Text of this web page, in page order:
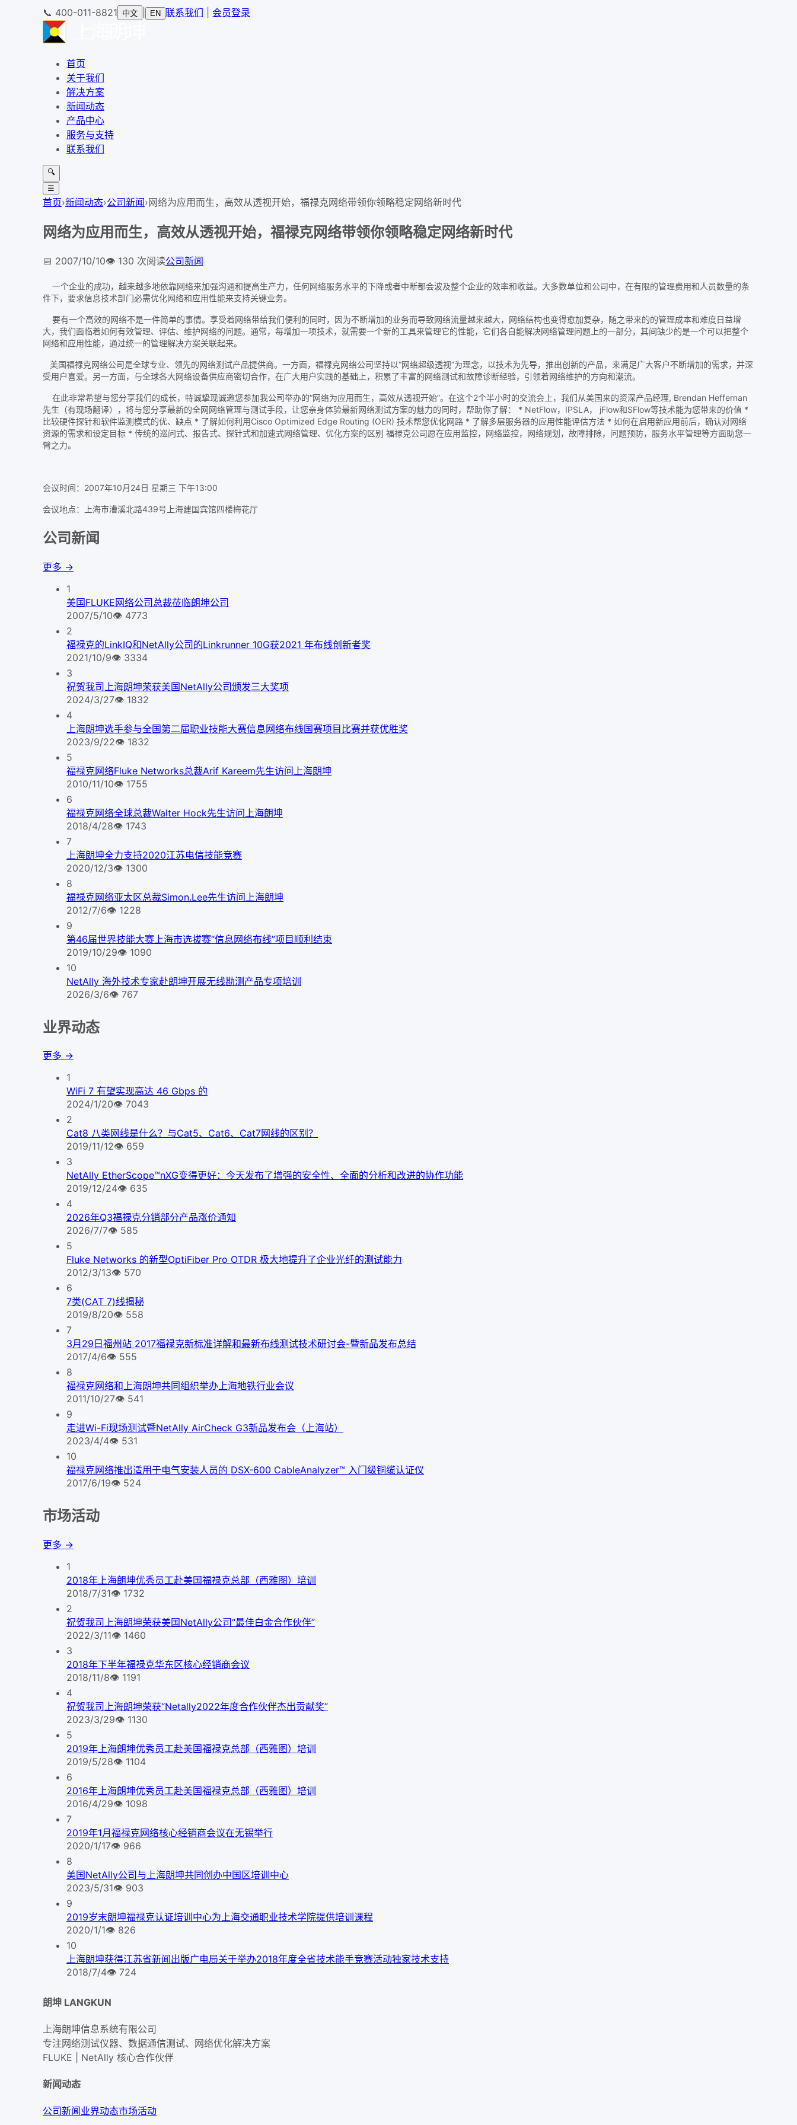
📞 400-011-8821 中文 EN 联系我们 会员登录
首页
关于我们
解决方案
新闻动态
产品中心
服务与支持
联系我们
🔍
☰
首页›新闻动态›公司新闻›网络为应用而生，高效从透视开始，福禄克网络带领你领略稳定网络新时代
网络为应用而生，高效从透视开始，福禄克网络带领你领略稳定网络新时代
📅 2007/10/10👁️ 130 次阅读公司新闻
一个企业的成功，越来越多地依靠网络来加强沟通和提高生产力，任何网络服务水平的下降或者中断都会波及整个企业的效率和收益。大多数单位和公司中，在有限的管理费用和人员数量的条
件下，要求信息技术部门必需优化网络和应用性能来支持关键业务。
要有一个高效的网络不是一件简单的事情。享受着网络带给我们便利的同时，因为不断增加的业务而导致网络流量越来越大，网络结构也变得愈加复杂，随之带来的的管理成本和难度日益增
大，我们面临着如何有效管理、评估、维护网络的问题。通常，每增加一项技术，就需要一个新的工具来管理它的性能，它们各自能解决网络管理问题上的一部分，其间缺少的是一个可以把整个
网络和应用性能，通过统一的管理解决方案关联起来。
美国福禄克网络公司是全球专业、领先的网络测试产品提供商。一方面，福禄克网络公司坚持以“网络超级透视”为理念，以技术为先导，推出创新的产品，来满足广大客户不断增加的需求，并深
受用户喜爱。另一方面，与全球各大网络设备供应商密切合作，在广大用户实践的基础上，积累了丰富的网络测试和故障诊断经验，引领着网络维护的方向和潮流。
在此非常希望与您分享我们的成长，特诚挚现诚邀您参加我公司举办的“网络为应用而生，高效从透视开始”。在这个2个半小时的交流会上，我们从美国来的资深产品经理, Brendan Heffernan
先生（有现场翻译），将与您分享最新的全网网络管理与测试手段，让您亲身体验最新网络测试方案的魅力的同时，帮助你了解： * NetFlow，IPSLA， jFlow和SFlow等技术能为您带来的价值 *
比较硬件探针和软件监测模式的优、缺点 * 了解如何利用Cisco Optimized Edge Routing (OER) 技术帮您优化网路 * 了解多层服务器的应用性能评估方法 * 如何在启用新应用前后，确认对网络
资源的需求和设定目标 * 传统的巡问式、报告式、探针式和加速式网络管理、优化方案的区别 福禄克公司愿在应用监控，网络监控，网络规划，故障排除，问题预防，服务水平管理等方面助您一
臂之力。
会议时间：2007年10月24日 星期三 下午13:00
会议地点：上海市漕溪北路439号上海建国宾馆四楼梅花厅
公司新闻
更多 →
1
美国FLUKE网络公司总裁莅临朗坤公司
2007/5/10👁 4773
2
福禄克的LinkIQ和NetAlly公司的Linkrunner 10G获2021 年布线创新者奖
2021/10/9👁 3334
3
祝贺我司上海朗坤荣获美国NetAlly公司颁发三大奖项
2024/3/27👁 1832
4
上海朗坤选手参与全国第二届职业技能大赛信息网络布线国赛项目比赛并获优胜奖
2023/9/22👁 1832
5
福禄克网络Fluke Networks总裁Arif Kareem先生访问上海朗坤
2010/11/10👁 1755
6
福禄克网络全球总裁Walter Hock先生访问上海朗坤
2018/4/28👁 1743
7
上海朗坤全力支持2020江苏电信技能竞赛
2020/12/3👁 1300
8
福禄克网络亚太区总裁Simon.Lee先生访问上海朗坤
2012/7/6👁 1228
9
第46届世界技能大赛上海市选拔赛“信息网络布线”项目顺利结束
2019/10/29👁 1090
10
NetAlly 海外技术专家赴朗坤开展无线勘测产品专项培训
2026/3/6👁 767
业界动态
更多 →
1
WiFi 7 有望实现高达 46 Gbps 的
2024/1/20👁 7043
2
Cat8 八类网线是什么？与Cat5、Cat6、Cat7网线的区别？
2019/11/12👁 659
3
NetAlly EtherScope™nXG变得更好：今天发布了增强的安全性、全面的分析和改进的协作功能
2019/12/24👁 635
4
2026年Q3福禄克分销部分产品涨价通知
2026/7/7👁 585
5
Fluke Networks 的新型OptiFiber Pro OTDR 极大地提升了企业光纤的测试能力
2012/3/13👁 570
6
7类(CAT 7)线揭秘
2019/8/20👁 558
7
3月29日福州站 2017福禄克新标准详解和最新布线测试技术研讨会-暨新品发布总结
2017/4/6👁 555
8
福禄克网络和上海朗坤共同组织举办上海地铁行业会议
2011/10/27👁 541
9
走进Wi-Fi现场测试暨NetAlly AirCheck G3新品发布会（上海站）
2023/4/4👁 531
10
福禄克网络推出适用于电气安装人员的 DSX-600 CableAnalyzer™ 入门级铜缆认证仪
2017/6/19👁 524
市场活动
更多 →
1
2018年上海朗坤优秀员工赴美国福禄克总部（西雅图）培训
2018/7/31👁 1732
2
祝贺我司上海朗坤荣获美国NetAlly公司“最佳白金合作伙伴”
2022/3/11👁 1460
3
2018年下半年福禄克华东区核心经销商会议
2018/11/8👁 1191
4
祝贺我司上海朗坤荣获“Netally2022年度合作伙伴杰出贡献奖”
2023/3/29👁 1130
5
2019年上海朗坤优秀员工赴美国福禄克总部（西雅图）培训
2019/5/28👁 1104
6
2016年上海朗坤优秀员工赴美国福禄克总部（西雅图）培训
2016/4/29👁 1098
7
2019年1月福禄克网络核心经销商会议在无锡举行
2020/1/17👁 966
8
美国NetAlly公司与上海朗坤共同创办中国区培训中心
2023/5/31👁 903
9
2019岁末朗坤福禄克认证培训中心为上海交通职业技术学院提供培训课程
2020/1/1👁 826
10
上海朗坤获得江苏省新闻出版广电局关于举办2018年度全省技术能手竞赛活动独家技术支持
2018/7/4👁 724
朗坤 LANGKUN
上海朗坤信息系统有限公司
专注网络测试仪器、数据通信测试、网络优化解决方案
FLUKE | NetAlly 核心合作伙伴
新闻动态
公司新闻业界动态市场活动